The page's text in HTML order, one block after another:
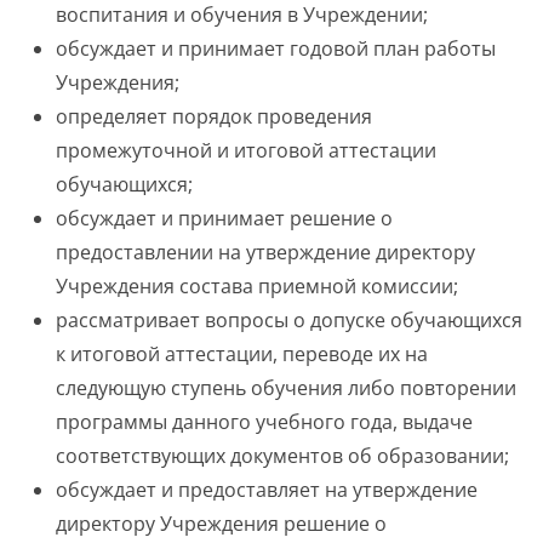
воспитания и обучения в Учреждении;
обсуждает и принимает годовой план работы
Учреждения;
определяет порядок проведения
промежуточной и итоговой аттестации
обучающихся;
обсуждает и принимает решение о
предоставлении на утверждение директору
Учреждения состава приемной комиссии;
рассматривает вопросы о допуске обучающихся
к итоговой аттестации, переводе их на
следующую ступень обучения либо повторении
программы данного учебного года, выдаче
соответствующих документов об образовании;
обсуждает и предоставляет на утверждение
директору Учреждения решение о